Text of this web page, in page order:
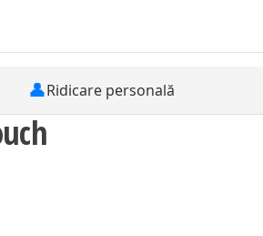
👤Ridicare personală